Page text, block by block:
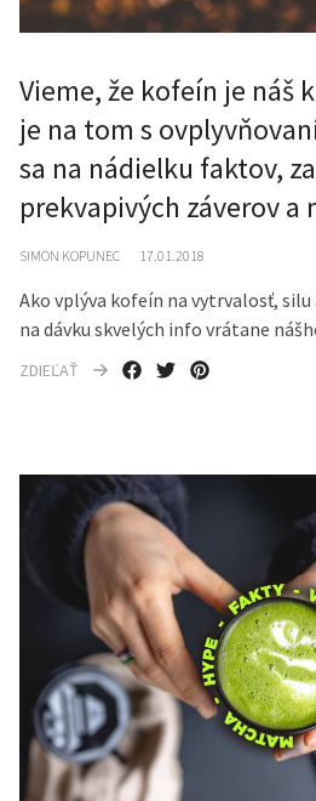
Vieme, že kofeín je náš
je na tom s
sa na nádielku faktov,
prekvapivých záverov a
SIMON KOPUNEC 17.01.2018
Ako vplýva kofeín na vytrvalosť, silu
na dávku skvelých info vrátane
ZDIEĽAŤ